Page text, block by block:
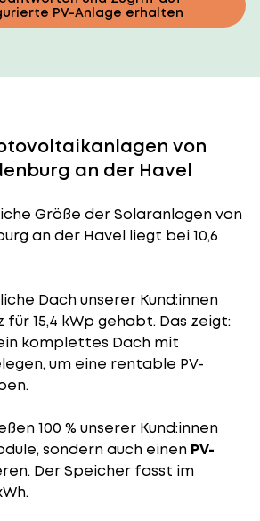
PV-Anlage erhalten
von
an der Havel
Größe der Solaranlagenvon
an der Havel liegt bei 10,6
Dach unserer Kund:innen
15,4 kWp gehabt. Das zeigt:
komplettes Dach mit
um eine rentable PV-
100 % unserer Kund:innen
sondern auch einen PV-
Der Speicher fasst im